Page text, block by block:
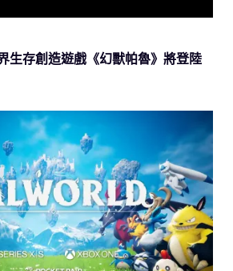
生存創造遊戲《幻獸帕魯》將登陸